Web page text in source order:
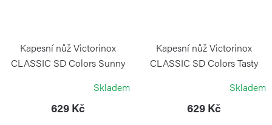
Kapesní nůž Victorinox
CLASSIC SD Colors Sunny
Skladem
629 Kč
Kapesní nůž Victorinox
CLASSIC SD Colors Tasty
Skladem
629 Kč